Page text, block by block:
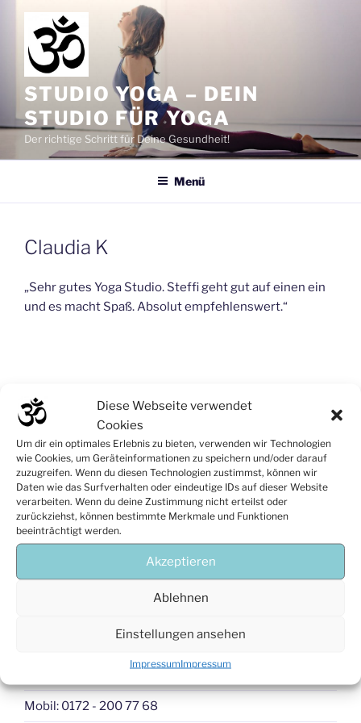
Diese Webseite verwendet
Cookies
Um dir ein optimales Erlebnis zu bieten, verwenden wir Technologien
wie Cookies, um Geräteinformationen zu speichern und/oder darauf
zuzugreifen. Wenn du diesen Technologien zustimmst, können wir
Daten wie das Surfverhalten oder eindeutige IDs auf dieser Website
verarbeiten. Wenn du deine Zustimmung nicht erteilst oder
zurückziehst, können bestimmte Merkmale und Funktionen
beeinträchtigt werden.
Akzeptieren
Ablehnen
Einstellungen ansehen
ImpressumImpressum
Zum
springen
STUDIO YOGA – DEIN
STUDIO FÜR YOGA
Der richtige Schritt für Deine Gesundheit!
Menü
Claudia K
„Sehr gutes Yoga Studio. Steffi geht gut auf einen ein
und es macht Spaß. Absolut empfehlenswert.“
BeitragBienebiese
Nächster
Beitrag
WEITER
Ulrich S
Studio Yoga - Dein Studio für Yoga
Mobil: 0172 - 200 77 68